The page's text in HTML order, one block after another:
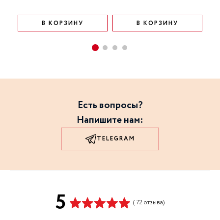
В КОРЗИНУ В КОРЗИНУ
Есть вопросы?
Напишите нам:
TELEGRAM
5 ( 72 отзыва)